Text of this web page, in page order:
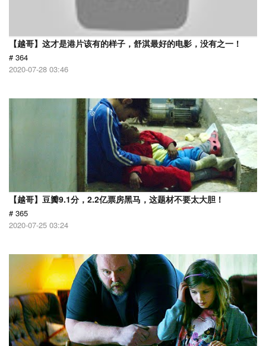
【越哥】这才是港片该有的样子，舒淇最好的电影，没有之一！
# 364
2020-07-28 03:46
【越哥】豆瓣9.1分，2.2亿票房黑马，这题材不要太大胆！
# 365
2020-07-25 03:24